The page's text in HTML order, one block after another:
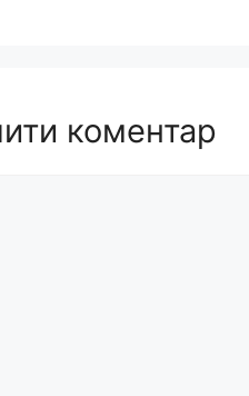
коментар